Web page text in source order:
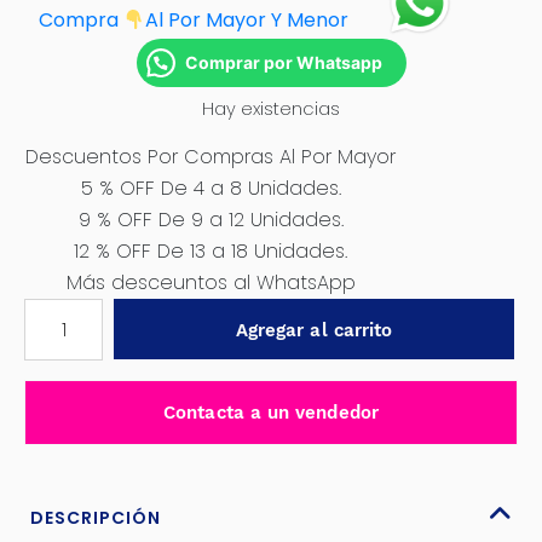
Compra
Al Por Mayor Y Menor
Comprar por Whatsapp
Hay existencias
Descuentos Por Compras Al Por Mayor
5 % OFF De 4 a 8 Unidades.
9 % OFF De 9 a 12 Unidades.
12 % OFF De 13 a 18 Unidades.
Más desceuntos al WhatsApp
IMPACTO
INDUSTRIAL
Agregar al carrito
Contacta a un vendedor
DESCRIPCIÓN